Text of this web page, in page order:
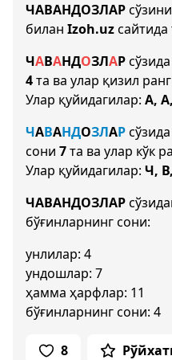
ЧАВАНДОЗЛАР
билан Izoh.uz
ЧАВАНДОЗЛАР
4та ва улар қизил
Улар қуйидагилар: А,
ЧАВАНДОЗЛАР
сони 7та ва улар кўк
Улар қуйидагилар: Ч,
ЧАВАНДОЗЛАР
бўғинларнинг сони:
унлилар: 4
ундошлар: 7
ҳамма ҳарфлар: 11
бўғинларнинг сони: 4
8